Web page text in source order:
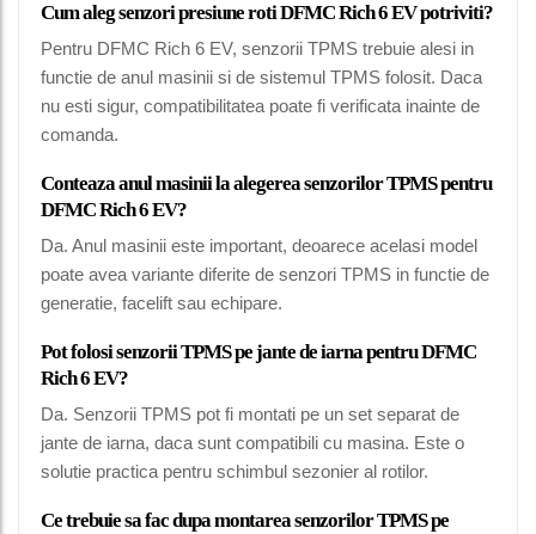
Cum aleg senzori presiune roti DFMC Rich 6 EV potriviti?
Pentru DFMC Rich 6 EV, senzorii TPMS trebuie alesi in
functie de anul masinii si de sistemul TPMS folosit. Daca
nu esti sigur, compatibilitatea poate fi verificata inainte de
comanda.
Conteaza anul masinii la alegerea senzorilor TPMS pentru
DFMC Rich 6 EV?
Da. Anul masinii este important, deoarece acelasi model
poate avea variante diferite de senzori TPMS in functie de
generatie, facelift sau echipare.
Pot folosi senzorii TPMS pe jante de iarna pentru DFMC
Rich 6 EV?
Da. Senzorii TPMS pot fi montati pe un set separat de
jante de iarna, daca sunt compatibili cu masina. Este o
solutie practica pentru schimbul sezonier al rotilor.
Ce trebuie sa fac dupa montarea senzorilor TPMS pe